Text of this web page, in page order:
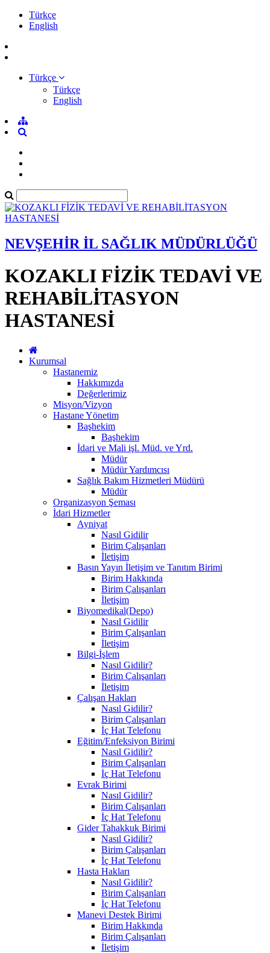
Türkçe
English
Türkçe
Türkçe
English
NEVŞEHİR İL SAĞLIK MÜDÜRLÜĞÜ
KOZAKLI FİZİK TEDAVİ VE
REHABİLİTASYON
HASTANESİ
Kurumsal
Hastanemiz
Hakkımızda
Değerlerimiz
Misyon/Vizyon
Hastane Yönetim
Başhekim
Başhekim
İdari ve Mali işl. Müd. ve Yrd.
Müdür
Müdür Yardımcısı
Sağlık Bakım Hizmetleri Müdürü
Müdür
Organizasyon Şeması
İdari Hizmetler
Ayniyat
Nasıl Gidilir
Birim Çalışanları
İletişim
Basın Yayın İletişim ve Tanıtım Birimi
Birim Hakkında
Birim Çalışanları
İletişim
Biyomedikal(Depo)
Nasıl Gidilir
Birim Çalışanları
İletişim
Bilgi-İşlem
Nasıl Gidilir?
Birim Çalışanları
İletişim
Çalışan Hakları
Nasıl Gidilir?
Birim Çalışanları
İç Hat Telefonu
Eğitim/Enfeksiyon Birimi
Nasıl Gidilir?
Birim Çalışanları
İç Hat Telefonu
Evrak Birimi
Nasıl Gidilir?
Birim Çalışanları
İç Hat Telefonu
Gider Tahakkuk Birimi
Nasıl Gidilir?
Birim Çalışanları
İç Hat Telefonu
Hasta Hakları
Nasıl Gidilir?
Birim Çalışanları
İç Hat Telefonu
Manevi Destek Birimi
Birim Hakkında
Birim Çalışanları
İletişim